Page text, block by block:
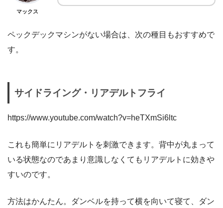
マックス
ペックデックマシンがない場合は、次の種目もおすすめで
す。
サイドライング・リアデルトフライ
https://www.youtube.com/watch?v=heTXmSi6ltc
これも簡単にリアデルトを刺激できます。背中が丸まって
いる状態なのであまり意識しなくてもリアデルトに効きや
すいのです。
方法はかんたん。ダンベルを持って横を向いて寝て、ダン